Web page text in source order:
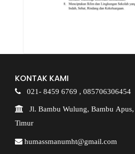
KONTAK KAMI
021- 8459 6769 , 085706306454
Jl. Bambu Wulung, Bambu Apus,
Timur
humassmanumht@gmail.com